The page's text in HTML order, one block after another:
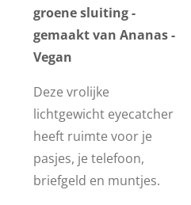
groene sluiting -
gemaakt van Ananas -
Vegan
Deze vrolijke
lichtgewicht eyecatcher
heeft ruimte voor je
pasjes, je telefoon,
briefgeld en muntjes.